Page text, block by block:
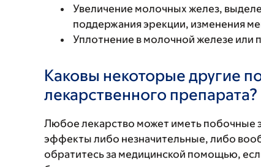
Увеличение молочных желез,
поддержания эрекции, изменения
Уплотнение в молочной железе или
Каковы некоторые другие
лекарственного препарата?
Любое лекарство может иметь
эффекты либо незначительные, либо
обратитесь за медицинской помощью,